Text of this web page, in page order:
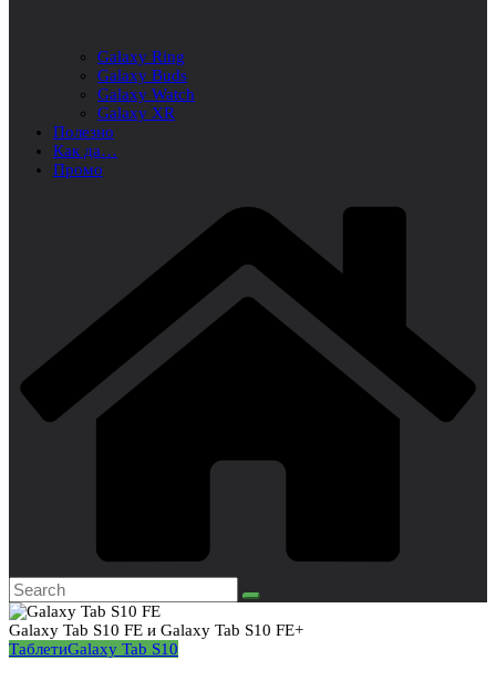
Galaxy Ring
Galaxy Buds
Galaxy Watch
Galaxy XR
Полезно
Как да…
Промо
Galaxy Tab S10 FE и Galaxy Tab S10 FE+
ТаблетиGalaxy Tab S10